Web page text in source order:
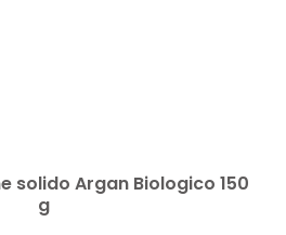
solido Argan Biologico 150
g